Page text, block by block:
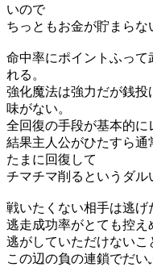
いので
ちっともお金が貯まらな
命中率にポイントふっ
れる。
強化魔法は強力だが銭
味がない。
全回復の手段が基本的に
結果主人公がひたすら通
たまに回復して
チマチマ削るというダル
戦いたくない相手は逃
逃走成功率がとても控
逃がしていただけないこ
この辺の負の連鎖でだい